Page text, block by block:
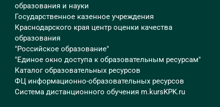
образования и науки
Государственное казенное учреждения
Краснодарского края центр оценки качества
образования
"Российское образование"
"Единое окно доступа к образовательным ресурсам"
Каталог образовательных ресурсов
ФЦ информационно-образовательных ресурсов
Система дистанционного обучения m.kursKPK.ru